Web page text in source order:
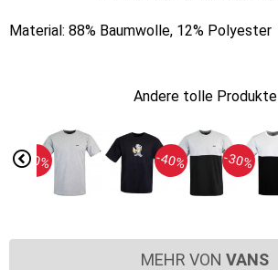
Material: 88% Baumwolle, 12% Polyester
Andere tolle Produkte
-40% -40% -30%
MEHR VON VANS